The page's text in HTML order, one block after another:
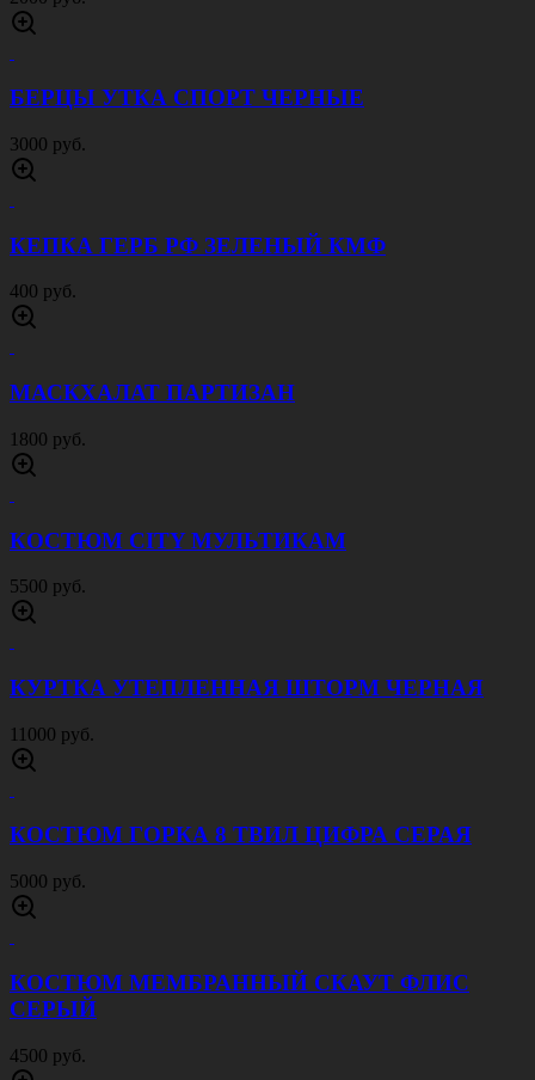
БЕРЦЫ УТКА СПОРТ ЧЕРНЫЕ
3000 руб.
КЕПКА ГЕРБ РФ ЗЕЛЕНЫЙ КМФ
400 руб.
МАСКХАЛАТ ПАРТИЗАН
1800 руб.
КОСТЮМ CITY МУЛЬТИКАМ
5500 руб.
КУРТКА УТЕПЛЕННАЯ ШТОРМ ЧЕРНАЯ
11000 руб.
КОСТЮМ ГОРКА 8 ТВИЛ ЦИФРА СЕРАЯ
5000 руб.
КОСТЮМ МЕМБРАННЫЙ СКАУТ ФЛИС
СЕРЫЙ
4500 руб.